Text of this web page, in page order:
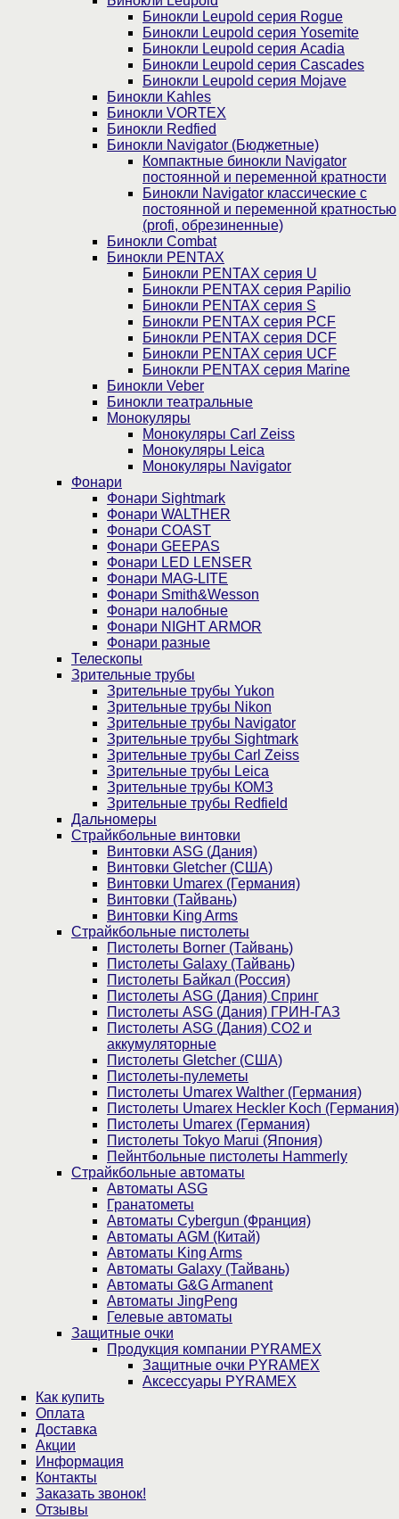
Бинокли Leupold серия Rogue
Бинокли Leupold серия Yosemite
Бинокли Leupold серия Acadia
Бинокли Leupold серия Cascades
Бинокли Leupold серия Mojave
Бинокли Kahles
Бинокли VORTEX
Бинокли Redfied
Бинокли Navigator (Бюджетные)
Компактные бинокли Navigator
постоянной и переменной кратности
Бинокли Navigator классические с
постоянной и переменной кратностью
(profi, обрезиненные)
Бинокли Combat
Бинокли PENTAX
Бинокли PENTAX серия U
Бинокли PENTAX серия Papilio
Бинокли PENTAX серия S
Бинокли PENTAX серия PCF
Бинокли PENTAX серия DCF
Бинокли PENTAX серия UCF
Бинокли PENTAX серия Marine
Бинокли Veber
Бинокли театральные
Монокуляры
Монокуляры Carl Zeiss
Монокуляры Leica
Монокуляры Navigator
Фонари
Фонари Sightmark
Фонари WALTHER
Фонари COAST
Фонари GEEPAS
Фонари LED LENSER
Фонари MAG-LITE
Фонари Smith&Wesson
Фонари налобные
Фонари NIGHT ARMOR
Фонари разные
Телескопы
Зрительные трубы
Зрительные трубы Yukon
Зрительные трубы Nikon
Зрительные трубы Navigator
Зрительные трубы Sightmark
Зрительные трубы Carl Zeiss
Зрительные трубы Leica
Зрительные трубы КОМЗ
Зрительные трубы Redfield
Дальномеры
Страйкбольные винтовки
Винтовки ASG (Дания)
Винтовки Gletcher (США)
Винтовки Umarex (Германия)
Винтовки (Тайвань)
Винтовки King Arms
Страйкбольные пистолеты
Пистолеты Borner (Тайвань)
Пистолеты Galaxy (Тайвань)
Пистолеты Байкал (Россия)
Пистолеты ASG (Дания) Спринг
Пистолеты ASG (Дания) ГРИН-ГАЗ
Пистолеты ASG (Дания) CO2 и
аккумуляторные
Пистолеты Gletcher (США)
Пистолеты-пулеметы
Пистолеты Umarex Walther (Германия)
Пистолеты Umarex Heckler Koch (Германия)
Пистолеты Umarex (Германия)
Пистолеты Tokyo Marui (Япония)
Пейнтбольные пистолеты Hammerly
Страйкбольные автоматы
Автоматы ASG
Гранатометы
Автоматы Cybergun (Франция)
Автоматы AGM (Китай)
Автоматы King Arms
Автоматы Galaxy (Тайвань)
Автоматы G&G Armanent
Автоматы JingPeng
Гелевые автоматы
Защитные очки
Продукция компании PYRAMEX
Защитные очки PYRAMEX
Аксессуары PYRAMEX
Как купить
Оплата
Доставка
Акции
Информация
Контакты
Заказать звонок!
Отзывы